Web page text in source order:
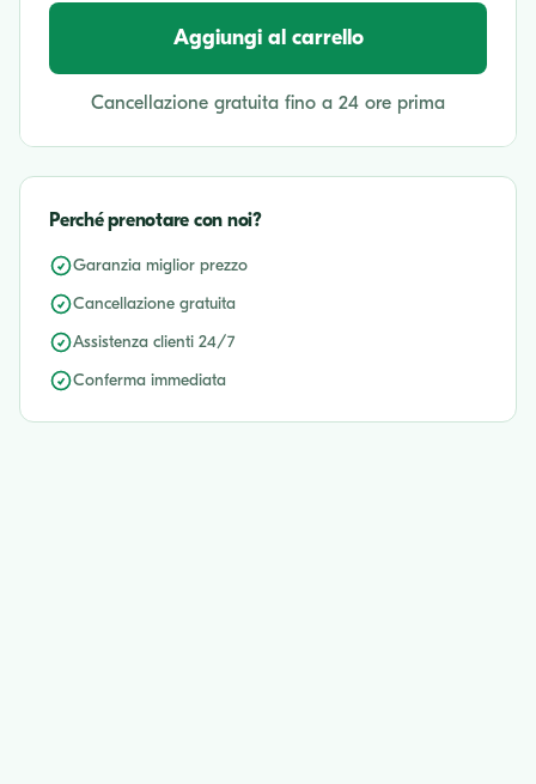
Aggiungi al carrello
Cancellazione gratuita fino a 24 ore prima
Perché prenotare con noi?
Garanzia miglior prezzo
Cancellazione gratuita
Assistenza clienti 24/7
Conferma immediata